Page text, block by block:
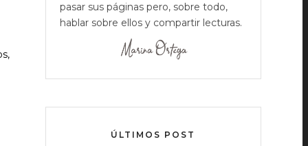
pasar sus páginas pero, sobre todo,
hablar sobre ellos y compartir lecturas.
ÚLTIMOS POST